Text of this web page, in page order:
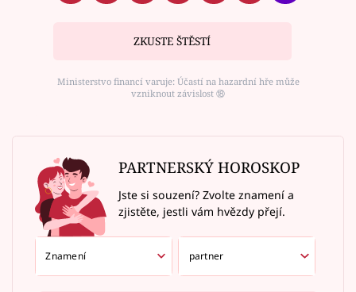
ZKUSTE ŠTĚSTÍ
Ministerstvo financí varuje: Účastí na hazardní hře může
vzniknout závislost ⑱
PARTNERSKÝ HOROSKOP
Jste si souzení? Zvolte znamení a
zjistěte, jestli vám hvězdy přejí.